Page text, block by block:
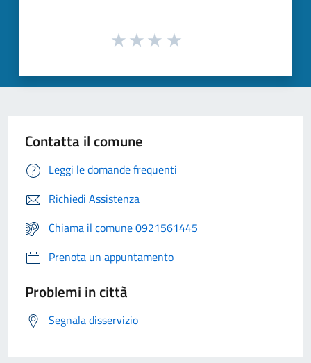
Contatta il comune
Leggi le domande frequenti
Richiedi Assistenza
Chiama il comune 0921561445
Prenota un appuntamento
Problemi in città
Segnala disservizio